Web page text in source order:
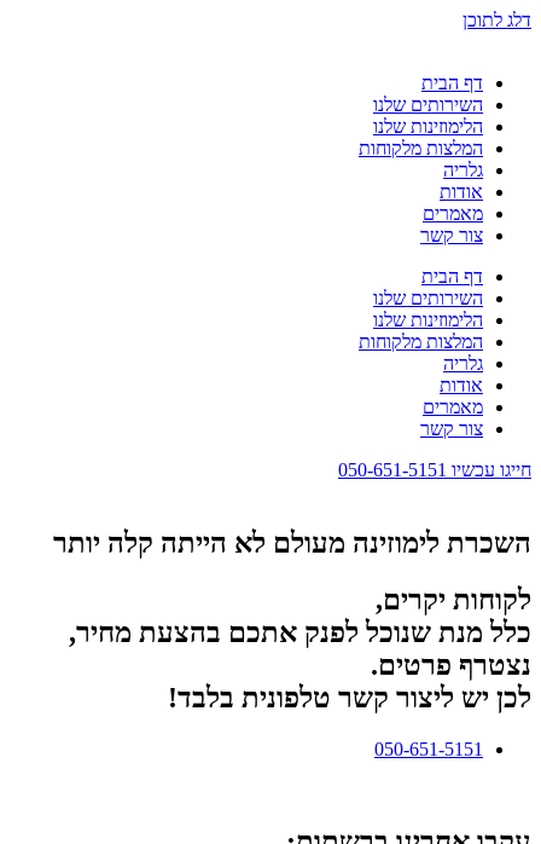
דלג לתוכן
דף הבית
השירותים שלנו
הלימוזינות שלנו
המלצות מלקוחות
גלריה
אודות
מאמרים
צור קשר
דף הבית
השירותים שלנו
הלימוזינות שלנו
המלצות מלקוחות
גלריה
אודות
מאמרים
צור קשר
חייגו עכשיו 050-651-5151
השכרת לימוזינה מעולם לא הייתה קלה יותר
לקוחות יקרים,
כלל מנת שנוכל לפנק אתכם בהצעת מחיר,
נצטרף פרטים.
לכן יש ליצור קשר טלפונית בלבד!
050-651-5151